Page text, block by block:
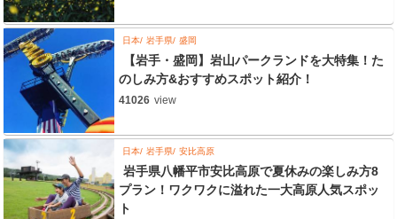
日本 岩手県 盛岡
【岩手・盛岡】岩山パークランドを大特集！た
のしみ方&おすすめスポット紹介！
41026 view
日本 岩手県 安比高原
岩手県八幡平市安比高原で夏休みの楽しみ方8
プラン！ワクワクに溢れた一大高原人気スポッ
ト